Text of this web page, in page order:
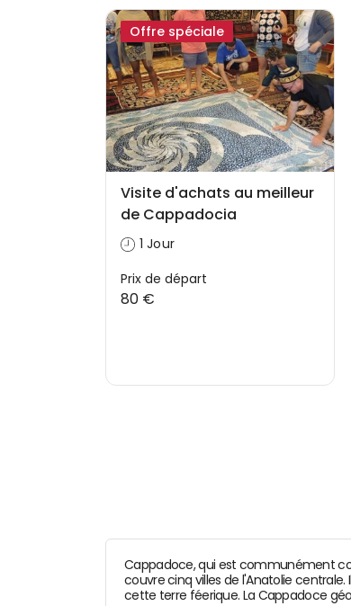
Offre spéciale
Visite d'achats au meilleur
de Cappadocia
1 Jour
Prix ​​de départ
80 €
Cappadoce, qui est communément
couvre cinq villes de l'Anatolie
cette terre féerique. La Cappadoce